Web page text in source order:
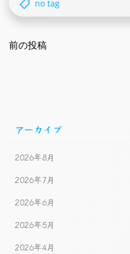
no tag
navigation
前の投稿
アーカイブ
2026年8月
2026年7月
2026年6月
2026年5月
2026年4月